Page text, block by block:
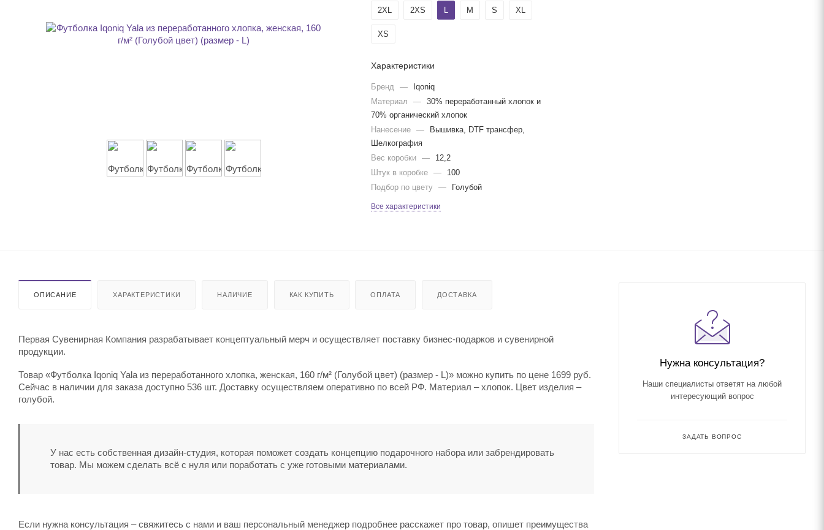
2XL 2XS L M S XL
XS
Характеристики
Бренд —
Iqoniq
Материал
—
30% переработанный хлопок и
70% органический хлопок
Нанесение
—
Вышивка, DTF трансфер,
Шелкография
Вес коробки
—
12,2
Штук в коробке
—
100
Подбор по цвету
— Голубой
Все характеристики
ОПИСАНИЕ ХАРАКТЕРИСТИКИ НАЛИЧИЕ КАК КУПИТЬ ОПЛАТА ДОСТАВКА
Первая Сувенирная Компания разрабатывает концептуальный мерч и осуществляет поставку бизнес-подарков и сувенирной
продукции.
Товар «Футболка Iqoniq Yala из переработанного хлопка, женская, 160 г/м² (Голубой цвет) (размер - L)» можно купить по цене 1699 руб.
Сейчас в наличии для заказа доступно 536 шт. Доставку осуществляем оперативно по всей РФ. Материал – хлопок. Цвет изделия –
голубой.
У нас есть собственная дизайн-студия, которая поможет создать концепцию подарочного набора или забрендировать
товар. Мы можем сделать всё с нуля или поработать с уже готовыми материалами.
Если нужна консультация – свяжитесь с нами и ваш персональный менеджер подробнее расскажет про товар, опишет преимущества
Нужна консультация?
Наши специалисты ответят на любой
интересующий вопрос
ЗАДАТЬ ВОПРОС